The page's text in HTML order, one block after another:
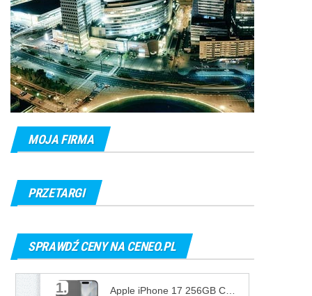
MOJA FIRMA
PRZETARGI
SPRAWDŹ CENY NA CENEO.PL
1.